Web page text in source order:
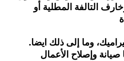
التالفة المطلية أو
وما إلى ذلك ايضا.
وإصلاح الأعمال